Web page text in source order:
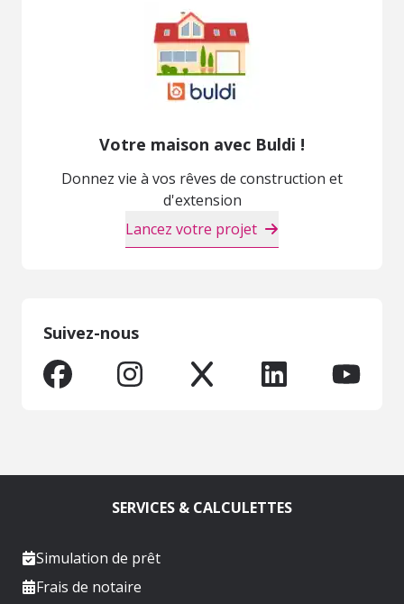
Votre maison avec Buldi !
Donnez vie à vos rêves de construction et
d'extension
Lancez votre projet
Suivez-nous
SERVICES & CALCULETTES
Simulation de prêt
Frais de notaire